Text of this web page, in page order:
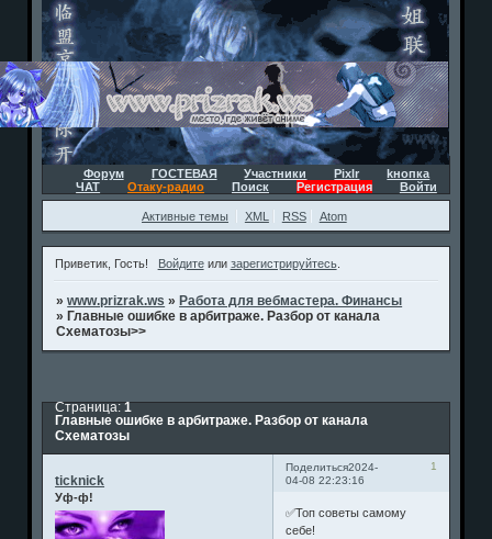
Форум ГОСТЕВАЯ Участники Pixlr
kнопка
ЧАТ
Отаку-радио Поиск Регистрация Войти
Активные темы XML RSS Atom
Приветик, Гость! Войдитеили зарегистрируйтесь.
»www.prizrak.ws » Работа для вебмастера. Финансы
» Главные ошибке в арбитраже. Разбор от канала
Схематозы>>
Главные ошибке в арбитраже. Разбор от канала
Схематозы
Страница:1
Поделиться 1
2024-
04-08 22:23:16
ticknick
Уф-ф!
✅Топ советы самому
себе!